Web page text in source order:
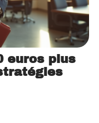
euros plus